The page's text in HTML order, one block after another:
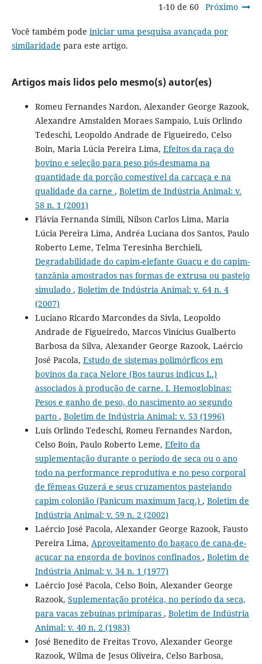
1-10 de 60 Próximo
Você também pode iniciar uma pesquisa avançada por
similaridade para este artigo.
Artigos mais lidos pelo mesmo(s) autor(es)
Romeu Fernandes Nardon, Alexander George Razook,
Alexandre Amstalden Moraes Sampaio, Luís Orlindo
Tedeschi, Leopoldo Andrade de Figueiredo, Celso
Boin, Maria Lúcia Pereira Lima, Efeitos da raça do
bovino e seleção para peso pós-desmama na
quantidade da porção comestível da carcaça e na
qualidade da carne , Boletim de Indústria Animal: v.
58 n. 1 (2001)
Flávia Fernanda Simili, Nilson Carlos Lima, Maria
Lúcia Pereira Lima, Andréa Luciana dos Santos, Paulo
Roberto Leme, Telma Teresinha Berchieli,
Degradabilidade do capim-elefante Guaçu e do capim-
tanzânia amostrados nas formas de extrusa ou pastejo
simulado , Boletim de Indústria Animal: v. 64 n. 4
(2007)
Luciano Ricardo Marcondes da Sivla, Leopoldo
Andrade de Figueiredo, Marcos Vinícius Gualberto
Barbosa da Silva, Alexander George Razook, Laércio
José Pacola, Estudo de sistemas polimórficos em
bovinos da raça Nelore (Bos taurus indicus L.)
associados à produção de carne. I. Hemoglobinas:
Pesos e ganho de peso, do nascimento ao segundo
parto , Boletim de Indústria Animal: v. 53 (1996)
Luís Orlindo Tedeschi, Romeu Fernandes Nardon,
Celso Boin, Paulo Roberto Leme, Efeito da
suplementação durante o período de seca ou o ano
todo na performance reprodutiva e no peso corporal
de fêmeas Guzerá e seus cruzamentos pastejando
capim colonião (Panicum maximum Jacq.) , Boletim de
Indústria Animal: v. 59 n. 2 (2002)
Laércio José Pacola, Alexander George Razook, Fausto
Pereira Lima, Aproveitamento do bagaço de cana-de-
açucar na engorda de bovinos confinados , Boletim de
Indústria Animal: v. 34 n. 1 (1977)
Laércio José Pacola, Celso Boin, Alexander George
Razook, Suplementação protéica, no período da seca,
para vacas zebuínas primíparas , Boletim de Indústria
Animal: v. 40 n. 2 (1983)
José Benedito de Freitas Trovo, Alexander George
Razook, Wilma de Jesus Oliveira, Celso Barbosa,